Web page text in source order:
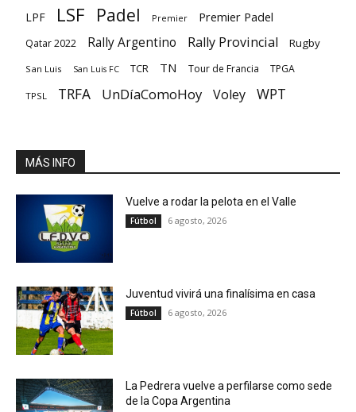
LPF LSF Padel Premier Premier Padel
Qatar 2022 Rally Argentino Rally Provincial Rugby
San Luis San Luis FC TCR TN Tour de Francia TPGA
TPSL TRFA UnDíaComoHoy Voley WPT
MÁS INFO
Vuelve a rodar la pelota en el Valle
Fútbol 6 agosto, 2026
Juventud vivirá una finalísima en casa
Fútbol 6 agosto, 2026
La Pedrera vuelve a perfilarse como sede
de la Copa Argentina